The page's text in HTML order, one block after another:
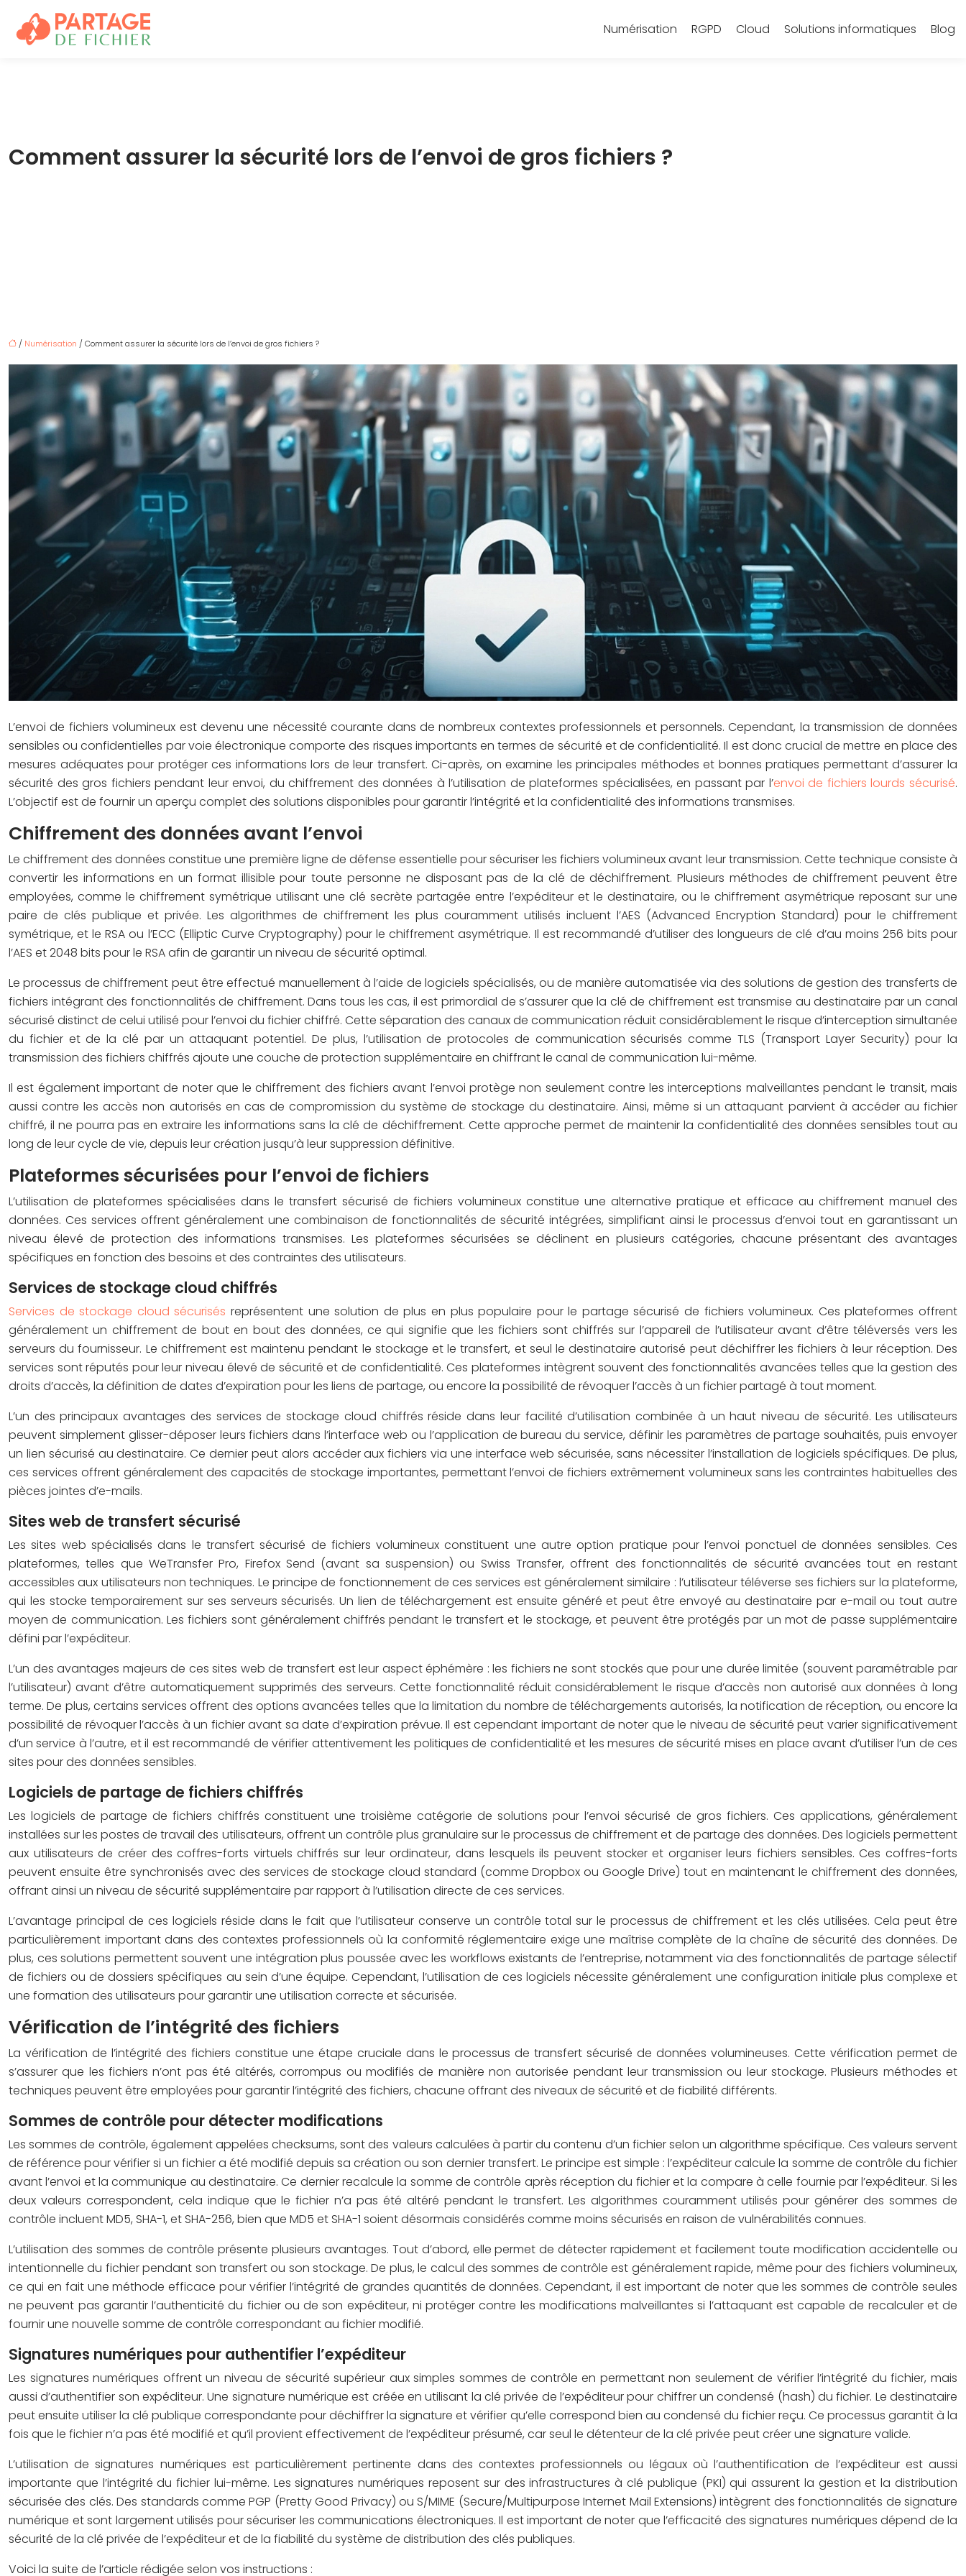
Numérisation RGPD Cloud Solutions informatiques Blog
Comment assurer la sécurité lors de l’envoi de gros fichiers ?
/ Numérisation / Comment assurer la sécurité lors de l’envoi de gros fichiers ?
L’envoi de fichiers volumineux est devenu une nécessité courante dans de nombreux contextes professionnels et personnels. Cependant, la transmission de données
sensibles ou confidentielles par voie électronique comporte des risques importants en termes de sécurité et de confidentialité. Il est donc crucial de mettre en place des
mesures adéquates pour protéger ces informations lors de leur transfert. Ci-après, on examine les principales méthodes et bonnes pratiques permettant d’assurer la
sécurité des gros fichiers pendant leur envoi, du chiffrement des données à l’utilisation de plateformes spécialisées, en passant par l’envoi de fichiers lourds sécurisé.
L’objectif est de fournir un aperçu complet des solutions disponibles pour garantir l’intégrité et la confidentialité des informations transmises.
Chiffrement des données avant l’envoi
Le chiffrement des données constitue une première ligne de défense essentielle pour sécuriser les fichiers volumineux avant leur transmission. Cette technique consiste à
convertir les informations en un format illisible pour toute personne ne disposant pas de la clé de déchiffrement. Plusieurs méthodes de chiffrement peuvent être
employées, comme le chiffrement symétrique utilisant une clé secrète partagée entre l’expéditeur et le destinataire, ou le chiffrement asymétrique reposant sur une
paire de clés publique et privée. Les algorithmes de chiffrement les plus couramment utilisés incluent l’AES (Advanced Encryption Standard) pour le chiffrement
symétrique, et le RSA ou l’ECC (Elliptic Curve Cryptography) pour le chiffrement asymétrique. Il est recommandé d’utiliser des longueurs de clé d’au moins 256 bits pour
l’AES et 2048 bits pour le RSA afin de garantir un niveau de sécurité optimal.
Le processus de chiffrement peut être effectué manuellement à l’aide de logiciels spécialisés, ou de manière automatisée via des solutions de gestion des transferts de
fichiers intégrant des fonctionnalités de chiffrement. Dans tous les cas, il est primordial de s’assurer que la clé de chiffrement est transmise au destinataire par un canal
sécurisé distinct de celui utilisé pour l’envoi du fichier chiffré. Cette séparation des canaux de communication réduit considérablement le risque d’interception simultanée
du fichier et de la clé par un attaquant potentiel. De plus, l’utilisation de protocoles de communication sécurisés comme TLS (Transport Layer Security) pour la
transmission des fichiers chiffrés ajoute une couche de protection supplémentaire en chiffrant le canal de communication lui-même.
Il est également important de noter que le chiffrement des fichiers avant l’envoi protège non seulement contre les interceptions malveillantes pendant le transit, mais
aussi contre les accès non autorisés en cas de compromission du système de stockage du destinataire. Ainsi, même si un attaquant parvient à accéder au fichier
chiffré, il ne pourra pas en extraire les informations sans la clé de déchiffrement. Cette approche permet de maintenir la confidentialité des données sensibles tout au
long de leur cycle de vie, depuis leur création jusqu’à leur suppression définitive.
Plateformes sécurisées pour l’envoi de fichiers
L’utilisation de plateformes spécialisées dans le transfert sécurisé de fichiers volumineux constitue une alternative pratique et efficace au chiffrement manuel des
données. Ces services offrent généralement une combinaison de fonctionnalités de sécurité intégrées, simplifiant ainsi le processus d’envoi tout en garantissant un
niveau élevé de protection des informations transmises. Les plateformes sécurisées se déclinent en plusieurs catégories, chacune présentant des avantages
spécifiques en fonction des besoins et des contraintes des utilisateurs.
Services de stockage cloud chiffrés
Services de stockage cloud sécurisés représentent une solution de plus en plus populaire pour le partage sécurisé de fichiers volumineux. Ces plateformes offrent
généralement un chiffrement de bout en bout des données, ce qui signifie que les fichiers sont chiffrés sur l’appareil de l’utilisateur avant d’être téléversés vers les
serveurs du fournisseur. Le chiffrement est maintenu pendant le stockage et le transfert, et seul le destinataire autorisé peut déchiffrer les fichiers à leur réception. Des
services sont réputés pour leur niveau élevé de sécurité et de confidentialité. Ces plateformes intègrent souvent des fonctionnalités avancées telles que la gestion des
droits d’accès, la définition de dates d’expiration pour les liens de partage, ou encore la possibilité de révoquer l’accès à un fichier partagé à tout moment.
L’un des principaux avantages des services de stockage cloud chiffrés réside dans leur facilité d’utilisation combinée à un haut niveau de sécurité. Les utilisateurs
peuvent simplement glisser-déposer leurs fichiers dans l’interface web ou l’application de bureau du service, définir les paramètres de partage souhaités, puis envoyer
un lien sécurisé au destinataire. Ce dernier peut alors accéder aux fichiers via une interface web sécurisée, sans nécessiter l’installation de logiciels spécifiques. De plus,
ces services offrent généralement des capacités de stockage importantes, permettant l’envoi de fichiers extrêmement volumineux sans les contraintes habituelles des
pièces jointes d’e-mails.
Sites web de transfert sécurisé
Les sites web spécialisés dans le transfert sécurisé de fichiers volumineux constituent une autre option pratique pour l’envoi ponctuel de données sensibles. Ces
plateformes, telles que WeTransfer Pro, Firefox Send (avant sa suspension) ou Swiss Transfer, offrent des fonctionnalités de sécurité avancées tout en restant
accessibles aux utilisateurs non techniques. Le principe de fonctionnement de ces services est généralement similaire : l’utilisateur téléverse ses fichiers sur la plateforme,
qui les stocke temporairement sur ses serveurs sécurisés. Un lien de téléchargement est ensuite généré et peut être envoyé au destinataire par e-mail ou tout autre
moyen de communication. Les fichiers sont généralement chiffrés pendant le transfert et le stockage, et peuvent être protégés par un mot de passe supplémentaire
défini par l’expéditeur.
L’un des avantages majeurs de ces sites web de transfert est leur aspect éphémère : les fichiers ne sont stockés que pour une durée limitée (souvent paramétrable par
l’utilisateur) avant d’être automatiquement supprimés des serveurs. Cette fonctionnalité réduit considérablement le risque d’accès non autorisé aux données à long
terme. De plus, certains services offrent des options avancées telles que la limitation du nombre de téléchargements autorisés, la notification de réception, ou encore la
possibilité de révoquer l’accès à un fichier avant sa date d’expiration prévue. Il est cependant important de noter que le niveau de sécurité peut varier significativement
d’un service à l’autre, et il est recommandé de vérifier attentivement les politiques de confidentialité et les mesures de sécurité mises en place avant d’utiliser l’un de ces
sites pour des données sensibles.
Logiciels de partage de fichiers chiffrés
Les logiciels de partage de fichiers chiffrés constituent une troisième catégorie de solutions pour l’envoi sécurisé de gros fichiers. Ces applications, généralement
installées sur les postes de travail des utilisateurs, offrent un contrôle plus granulaire sur le processus de chiffrement et de partage des données. Des logiciels permettent
aux utilisateurs de créer des coffres-forts virtuels chiffrés sur leur ordinateur, dans lesquels ils peuvent stocker et organiser leurs fichiers sensibles. Ces coffres-forts
peuvent ensuite être synchronisés avec des services de stockage cloud standard (comme Dropbox ou Google Drive) tout en maintenant le chiffrement des données,
offrant ainsi un niveau de sécurité supplémentaire par rapport à l’utilisation directe de ces services.
L’avantage principal de ces logiciels réside dans le fait que l’utilisateur conserve un contrôle total sur le processus de chiffrement et les clés utilisées. Cela peut être
particulièrement important dans des contextes professionnels où la conformité réglementaire exige une maîtrise complète de la chaîne de sécurité des données. De
plus, ces solutions permettent souvent une intégration plus poussée avec les workflows existants de l’entreprise, notamment via des fonctionnalités de partage sélectif
de fichiers ou de dossiers spécifiques au sein d’une équipe. Cependant, l’utilisation de ces logiciels nécessite généralement une configuration initiale plus complexe et
une formation des utilisateurs pour garantir une utilisation correcte et sécurisée.
Vérification de l’intégrité des fichiers
La vérification de l’intégrité des fichiers constitue une étape cruciale dans le processus de transfert sécurisé de données volumineuses. Cette vérification permet de
s’assurer que les fichiers n’ont pas été altérés, corrompus ou modifiés de manière non autorisée pendant leur transmission ou leur stockage. Plusieurs méthodes et
techniques peuvent être employées pour garantir l’intégrité des fichiers, chacune offrant des niveaux de sécurité et de fiabilité différents.
Sommes de contrôle pour détecter modifications
Les sommes de contrôle, également appelées checksums, sont des valeurs calculées à partir du contenu d’un fichier selon un algorithme spécifique. Ces valeurs servent
de référence pour vérifier si un fichier a été modifié depuis sa création ou son dernier transfert. Le principe est simple : l’expéditeur calcule la somme de contrôle du fichier
avant l’envoi et la communique au destinataire. Ce dernier recalcule la somme de contrôle après réception du fichier et la compare à celle fournie par l’expéditeur. Si les
deux valeurs correspondent, cela indique que le fichier n’a pas été altéré pendant le transfert. Les algorithmes couramment utilisés pour générer des sommes de
contrôle incluent MD5, SHA-1, et SHA-256, bien que MD5 et SHA-1 soient désormais considérés comme moins sécurisés en raison de vulnérabilités connues.
L’utilisation des sommes de contrôle présente plusieurs avantages. Tout d’abord, elle permet de détecter rapidement et facilement toute modification accidentelle ou
intentionnelle du fichier pendant son transfert ou son stockage. De plus, le calcul des sommes de contrôle est généralement rapide, même pour des fichiers volumineux,
ce qui en fait une méthode efficace pour vérifier l’intégrité de grandes quantités de données. Cependant, il est important de noter que les sommes de contrôle seules
ne peuvent pas garantir l’authenticité du fichier ou de son expéditeur, ni protéger contre les modifications malveillantes si l’attaquant est capable de recalculer et de
fournir une nouvelle somme de contrôle correspondant au fichier modifié.
Signatures numériques pour authentifier l’expéditeur
Les signatures numériques offrent un niveau de sécurité supérieur aux simples sommes de contrôle en permettant non seulement de vérifier l’intégrité du fichier, mais
aussi d’authentifier son expéditeur. Une signature numérique est créée en utilisant la clé privée de l’expéditeur pour chiffrer un condensé (hash) du fichier. Le destinataire
peut ensuite utiliser la clé publique correspondante pour déchiffrer la signature et vérifier qu’elle correspond bien au condensé du fichier reçu. Ce processus garantit à la
fois que le fichier n’a pas été modifié et qu’il provient effectivement de l’expéditeur présumé, car seul le détenteur de la clé privée peut créer une signature valide.
L’utilisation de signatures numériques est particulièrement pertinente dans des contextes professionnels ou légaux où l’authentification de l’expéditeur est aussi
importante que l’intégrité du fichier lui-même. Les signatures numériques reposent sur des infrastructures à clé publique (PKI) qui assurent la gestion et la distribution
sécurisée des clés. Des standards comme PGP (Pretty Good Privacy) ou S/MIME (Secure/Multipurpose Internet Mail Extensions) intègrent des fonctionnalités de signature
numérique et sont largement utilisés pour sécuriser les communications électroniques. Il est important de noter que l’efficacité des signatures numériques dépend de la
sécurité de la clé privée de l’expéditeur et de la fiabilité du système de distribution des clés publiques.
Voici la suite de l’article rédigée selon vos instructions :